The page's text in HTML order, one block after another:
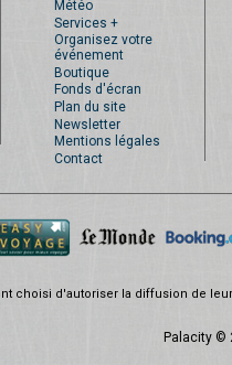
Météo
Services +
Organisez votre
événement
Boutique
Fonds d'écran
Plan du site
Newsletter
Mentions légales
Contact
choisi d'autoriser la diffusion de
Palacity ©